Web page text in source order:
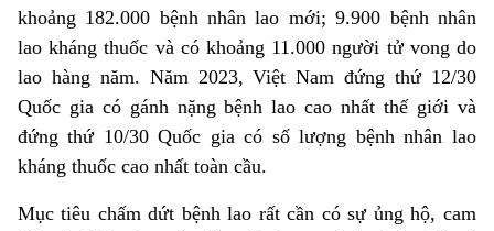
khoảng 182.000 bệnh nhân lao mới; 9.900 bệnh nhân
lao kháng thuốc và có khoảng 11.000 người tử vong do
lao hàng năm. Năm 2023, Việt Nam đứng thứ 12/30
Quốc gia có gánh nặng bệnh lao cao nhất thế giới và
đứng thứ 10/30 Quốc gia có số lượng bệnh nhân lao
kháng thuốc cao nhất toàn cầu.
Mục tiêu chấm dứt bệnh lao rất cần có sự ủng hộ, cam